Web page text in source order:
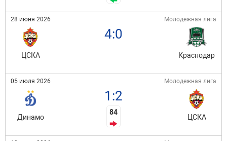
28 июня 2026 Молодежная лига
ЦСКА
4:0
Краснодар
05 июля 2026 Молодежная лига
Динамо
1:2
84
ЦСКА